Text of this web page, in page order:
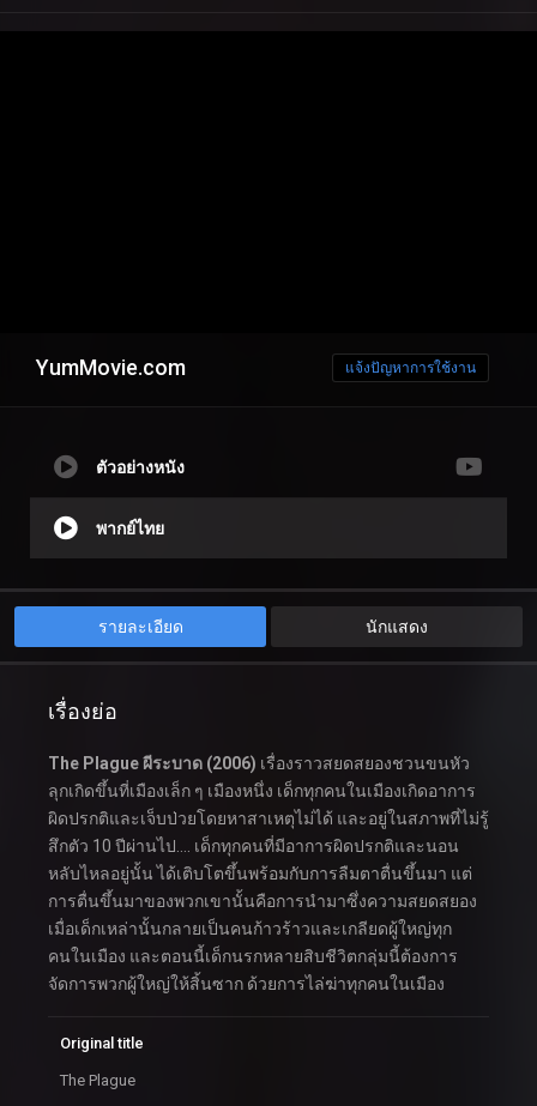
YumMovie.com แจ้งปัญหาการใช้งาน
ตัวอย่างหนัง
พากย์ไทย
รายละเอียด นักแสดง
เรื่องย่อ
The Plague ผีระบาด (2006) เรื่องราวสยดสยองชวนขนหัว
ลุกเกิดขึ้นที่เมืองเล็ก ๆ เมืองหนึ่ง เด็กทุกคนในเมืองเกิดอาการ
ผิดปรกติและเจ็บป่วยโดยหาสาเหตุไม่ได้ และอยู่ในสภาพที่ไม่รู้
สึกตัว 10 ปีผ่านไป…. เด็กทุกคนที่มีอาการผิดปรกติและนอน
หลับไหลอยู่นั้น ได้เติบโตขึ้นพร้อมกับการลืมตาตื่นขึ้นมา แต่
การตื่นขึ้นมาของพวกเขานั้นคือการนำมาซึ่งความสยดสยอง
เมื่อเด็กเหล่านั้นกลายเป็นคนก้าวร้าวและเกลียดผู้ใหญ่ทุก
คนในเมือง และตอนนี้เด็กนรกหลายสิบชีวิตกลุ่มนี้ต้องการ
จัดการพวกผู้ใหญ่ให้สิ้นซาก ด้วยการไล่ฆ่าทุกคนในเมือง
Original title
The Plague